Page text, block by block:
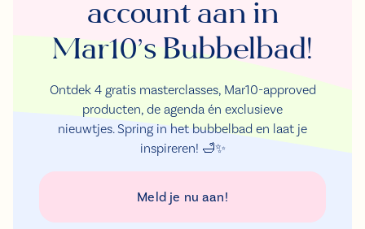
account aan in
Mar10’s Bubbelbad!
Ontdek 4 gratis masterclasses, Mar10-approved
producten, de agenda én exclusieve
nieuwtjes. Spring in het bubbelbad en laat je
inspireren! 🛁✨
Meld je nu aan!